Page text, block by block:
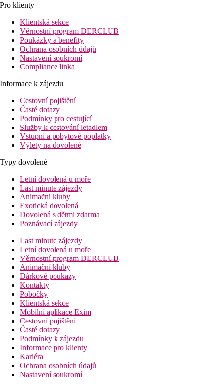
Pro klienty
Klientská sekce
Věrnostní program DERCLUB
Poukázky a benefity
Ochrana osobních údajů
Nastavení soukromí
Compliance linka
Informace k zájezdu
Cestovní pojištění
Časté dotazy
Podmínky pro cestující
Služby k cestování letadlem
Vstupní a pobytové poplatky
Výlety na dovolené
Typy dovolené
Letní dovolená u moře
Last minute zájezdy
Animační kluby
Exotická dovolená
Dovolená s dětmi zdarma
Poznávací zájezdy
Last minute zájezdy
Letní dovolená u moře
Věrnostní program DERCLUB
Animační kluby
Dárkové poukazy
Kontakty
Pobočky
Klientská sekce
Mobilní aplikace Exim
Cestovní pojištění
Časté dotazy
Podmínky k zájezdu
Informace pro klienty
Kariéra
Ochrana osobních údajů
Nastavení soukromí